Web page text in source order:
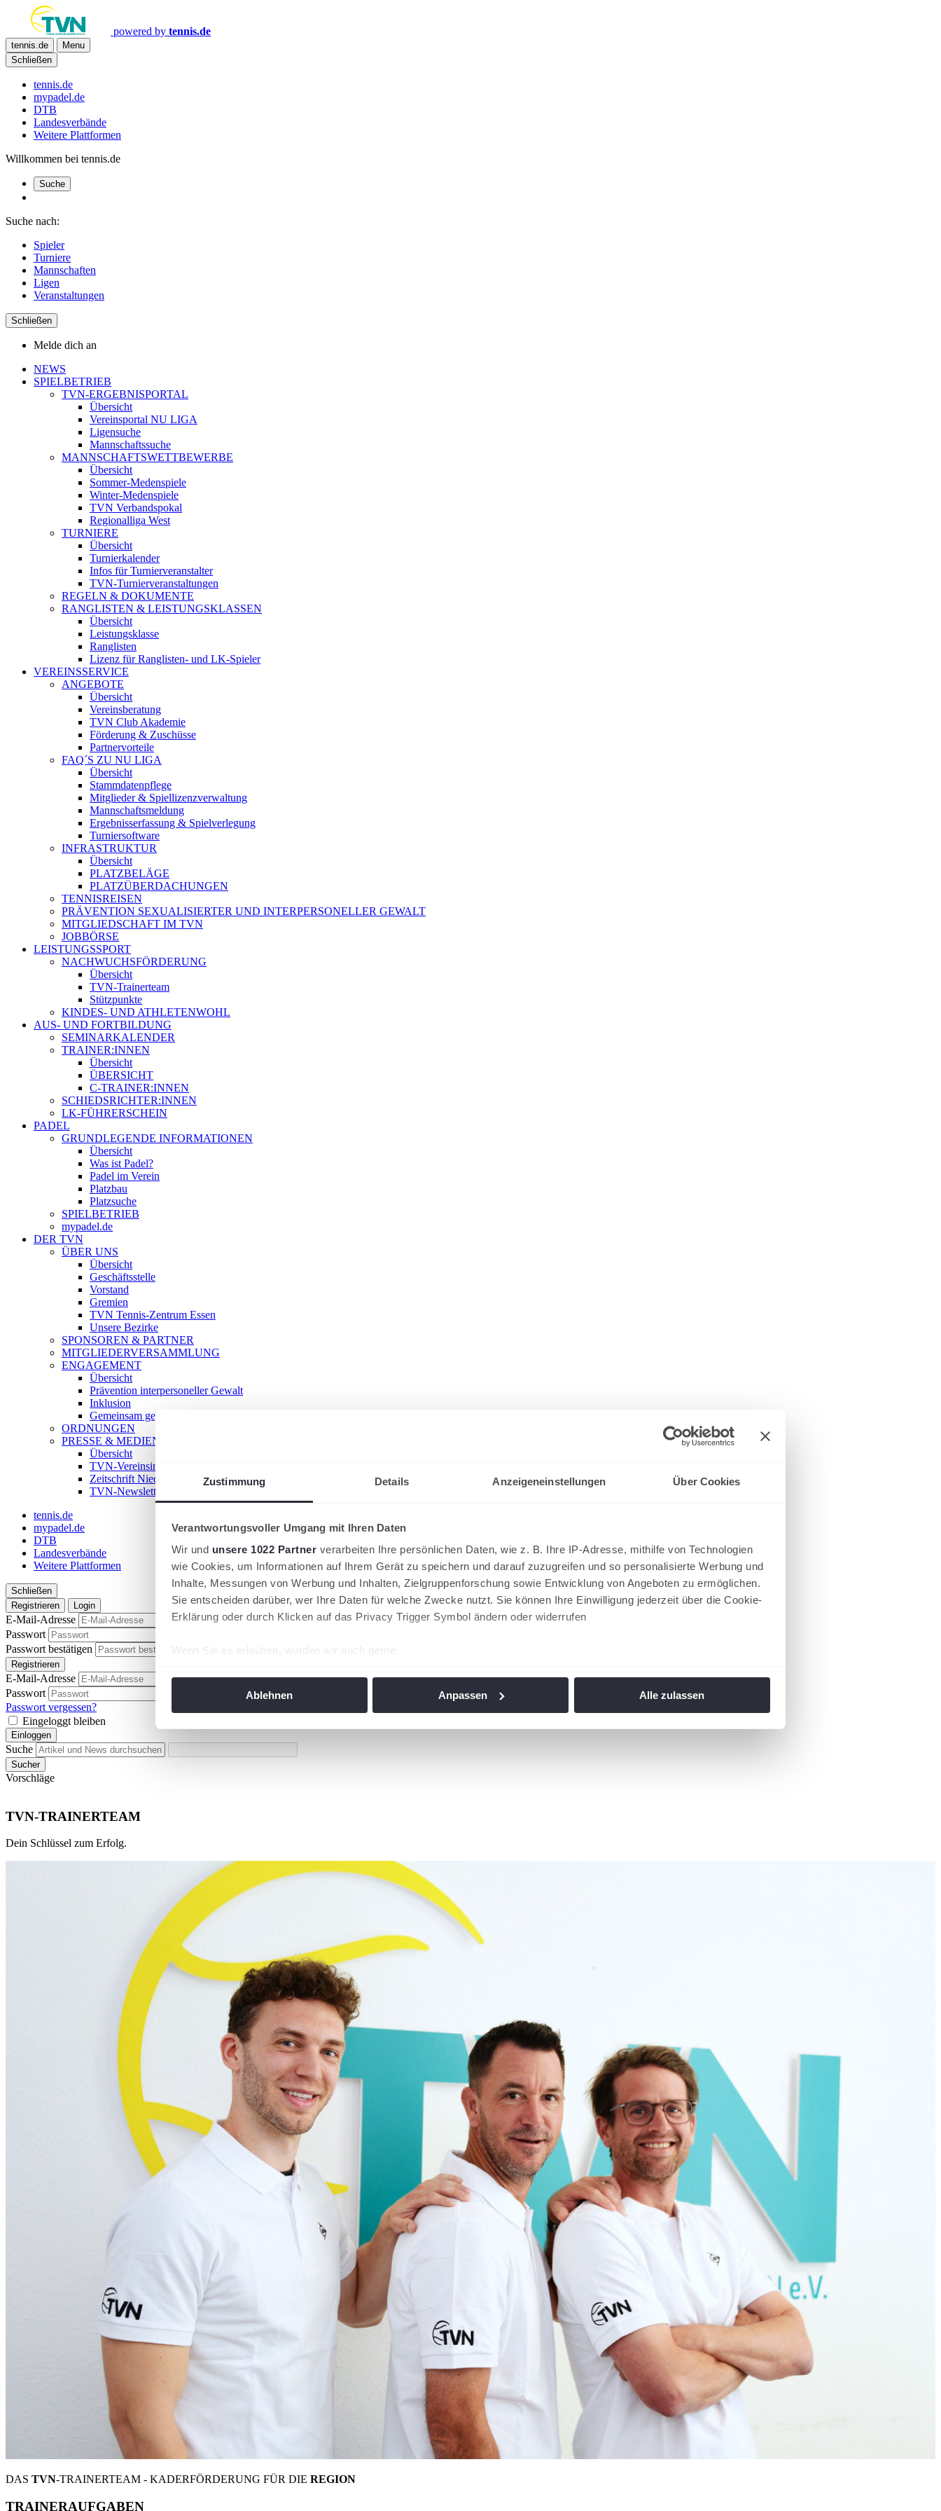
Zustimmung Details Anzeigeneinstellungen Über Cookies
Verantwortungsvoller Umgang mit Ihren Daten
Wir und unsere 1022 Partner verarbeiten Ihre persönlichen Daten, wie z. B. Ihre IP-Adresse, mithilfe von Technologien
wie Cookies, um Informationen auf Ihrem Gerät zu speichern und darauf zuzugreifen und so personalisierte Werbung und
Inhalte, Messungen von Werbung und Inhalten, Zielgruppenforschung sowie Entwicklung von Angeboten zu ermöglichen.
Sie entscheiden darüber, wer Ihre Daten für welche Zwecke nutzt. Sie können Ihre Einwilligung jederzeit über die Cookie-
Erklärung oder durch Klicken auf das Privacy Trigger Symbol ändern oder widerrufen
Wenn Sie es erlauben, würden wir auch gerne:
Wir verwenden Cookies, um Inhalte und Anzeigen zu personalisieren, Funktionen für soziale Medien anbieten zu können
Ablehnen Anpassen Alle zulassen
powered by tennis.de
tennis.de
Menu
Schließen
tennis.de
mypadel.de
DTB
Landesverbände
Weitere Plattformen
Willkommen bei tennis.de
Suche
Suche nach:
Spieler
Turniere
Mannschaften
Ligen
Veranstaltungen
Schließen
Melde dich an
NEWS
SPIELBETRIEB
TVN-ERGEBNISPORTAL
Übersicht
Vereinsportal NU LIGA
Ligensuche
Mannschaftssuche
MANNSCHAFTSWETTBEWERBE
Übersicht
Sommer-Medenspiele
Winter-Medenspiele
TVN Verbandspokal
Regionalliga West
TURNIERE
Übersicht
Turnierkalender
Infos für Turnierveranstalter
TVN-Turnierveranstaltungen
REGELN & DOKUMENTE
RANGLISTEN & LEISTUNGSKLASSEN
Übersicht
Leistungsklasse
Ranglisten
Lizenz für Ranglisten- und LK-Spieler
VEREINSSERVICE
ANGEBOTE
Übersicht
Vereinsberatung
TVN Club Akademie
Förderung & Zuschüsse
Partnervorteile
FAQ´S ZU NU LIGA
Übersicht
Stammdatenpflege
Mitglieder & Spiellizenzverwaltung
Mannschaftsmeldung
Ergebnisserfassung & Spielverlegung
Turniersoftware
INFRASTRUKTUR
Übersicht
PLATZBELÄGE
PLATZÜBERDACHUNGEN
TENNISREISEN
PRÄVENTION SEXUALISIERTER UND INTERPERSONELLER GEWALT
MITGLIEDSCHAFT IM TVN
JOBBÖRSE
LEISTUNGSSPORT
NACHWUCHSFÖRDERUNG
Übersicht
TVN-Trainerteam
Stützpunkte
KINDES- UND ATHLETENWOHL
AUS- UND FORTBILDUNG
SEMINARKALENDER
TRAINER:INNEN
Übersicht
ÜBERSICHT
C-TRAINER:INNEN
SCHIEDSRICHTER:INNEN
LK-FÜHRERSCHEIN
PADEL
GRUNDLEGENDE INFORMATIONEN
Übersicht
Was ist Padel?
Padel im Verein
Platzbau
Platzsuche
SPIELBETRIEB
mypadel.de
DER TVN
ÜBER UNS
Übersicht
Geschäftsstelle
Vorstand
Gremien
TVN Tennis-Zentrum Essen
Unsere Bezirke
SPONSOREN & PARTNER
MITGLIEDERVERSAMMLUNG
ENGAGEMENT
Übersicht
Prävention interpersoneller Gewalt
Inklusion
Gemeinsam gegen Doping
ORDNUNGEN
PRESSE & MEDIEN
Übersicht
TVN-Vereinsinfo
Zeitschrift Niederrhein Tennis
TVN-Newsletter
tennis.de
mypadel.de
DTB
Landesverbände
Weitere Plattformen
Schließen
Registrieren
Login
E-Mail-Adresse
Passwort
Passwort bestätigen
Passwort anzeigen
Registrieren
E-Mail-Adresse
Passwort
Passwort anzeigen
Passwort vergessen?
Eingeloggt bleiben
Einloggen
Suche
Sucher
Vorschläge
TVN-TRAINERTEAM
Dein Schlüssel zum Erfolg.
DAS TVN-TRAINERTEAM - KADERFÖRDERUNG FÜR DIE REGION
TRAINERAUFGABEN